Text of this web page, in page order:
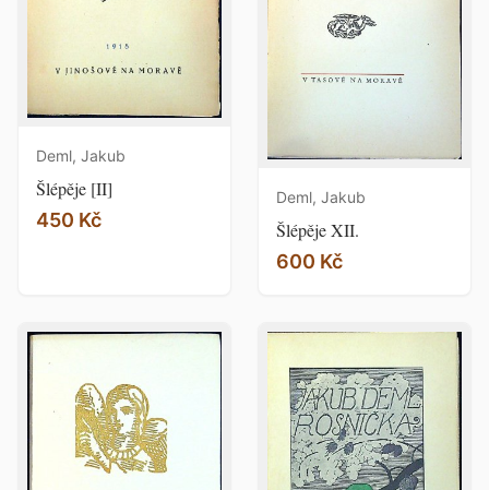
Deml, Jakub
Šlépěje [II]
450 Kč
Deml, Jakub
Šlépěje XII.
600 Kč